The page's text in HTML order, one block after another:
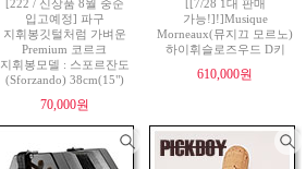
[222 / 신상품 8월 중순
입고예정] 파구
지휘봉깃털처럼 가벼운
Premium 코르크
지휘봉모델 : 스포르잔도
(Sforzando) 38cm(15")
70,000원
[[7/28 1대 판매
가능!]!]Musique
Morneaux(뮤지끄 모르노)
하이휘슬로즈우드 D키
610,000원